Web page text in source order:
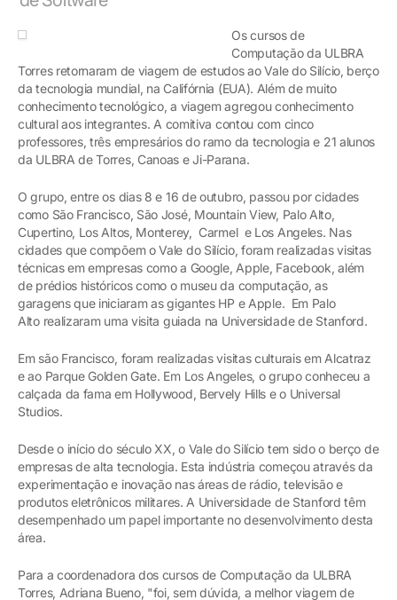
Os cursos de
Computação da ULBRA
Torres retornaram de viagem de estudos ao Vale do Silício, berço
da tecnologia mundial, na Califórnia (EUA). Além de muito
conhecimento tecnológico, a viagem agregou conhecimento
cultural aos integrantes. A comitiva contou com cinco
professores, três empresários do ramo da tecnologia e 21 alunos
da ULBRA de Torres, Canoas e Ji-Parana.
O grupo, entre os dias 8 e 16 de outubro, passou por cidades
como São Francisco, São José, Mountain View, Palo Alto,
Cupertino, Los Altos, Monterey, Carmel e Los Angeles. Nas
cidades que compõem o Vale do Silício, foram realizadas visitas
técnicas em empresas como a Google, Apple, Facebook, além
de prédios históricos como o museu da computação, as
garagens que iniciaram as gigantes HP e Apple. Em Palo
Alto realizaram uma visita guiada na Universidade de Stanford.
Em são Francisco, foram realizadas visitas culturais em Alcatraz
e ao Parque Golden Gate. Em Los Angeles, o grupo conheceu a
calçada da fama em Hollywood, Bervely Hills e o Universal
Studios.
Desde o início do século XX, o Vale do Silício tem sido o berço de
empresas de alta tecnologia. Esta indústria começou através da
experimentação e inovação nas áreas de rádio, televisão e
produtos eletrônicos militares. A Universidade de Stanford têm
desempenhado um papel importante no desenvolvimento desta
área.
Para a coordenadora dos cursos de Computação da ULBRA
Torres, Adriana Bueno, "foi, sem dúvida, a melhor viagem de